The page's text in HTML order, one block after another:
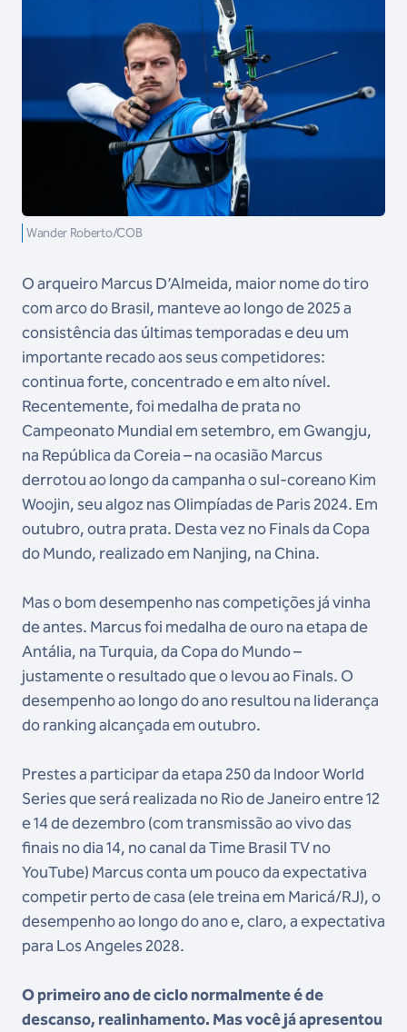
Wander Roberto/COB
O arqueiro Marcus D’Almeida, maior nome do tiro
com arco do Brasil, manteve ao longo de 2025 a
consistência das últimas temporadas e deu um
importante recado aos seus competidores:
continua forte, concentrado e em alto nível.
Recentemente, foi medalha de prata no
Campeonato Mundial em setembro, em Gwangju,
na República da Coreia – na ocasião Marcus
derrotou ao longo da campanha o sul-coreano Kim
Woojin, seu algoz nas Olimpíadas de Paris 2024. Em
outubro, outra prata. Desta vez no Finals da Copa
do Mundo, realizado em Nanjing, na China.
Mas o bom desempenho nas competições já vinha
de antes. Marcus foi medalha de ouro na etapa de
Antália, na Turquia, da Copa do Mundo –
justamente o resultado que o levou ao Finals. O
desempenho ao longo do ano resultou na liderança
do ranking alcançada em outubro.
Prestes a participar da etapa 250 da Indoor World
Series que será realizada no Rio de Janeiro entre 12
e 14 de dezembro (com transmissão ao vivo das
finais no dia 14, no canal da Time Brasil TV no
YouTube) Marcus conta um pouco da expectativa
competir perto de casa (ele treina em Maricá/RJ), o
desempenho ao longo do ano e, claro, a expectativa
para Los Angeles 2028.
O primeiro ano de ciclo normalmente é de
descanso, realinhamento. Mas você já apresentou